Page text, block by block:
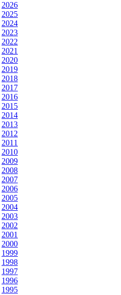
2026
2025
2024
2023
2022
2021
2020
2019
2018
2017
2016
2015
2014
2013
2012
2011
2010
2009
2008
2007
2006
2005
2004
2003
2002
2001
2000
1999
1998
1997
1996
1995